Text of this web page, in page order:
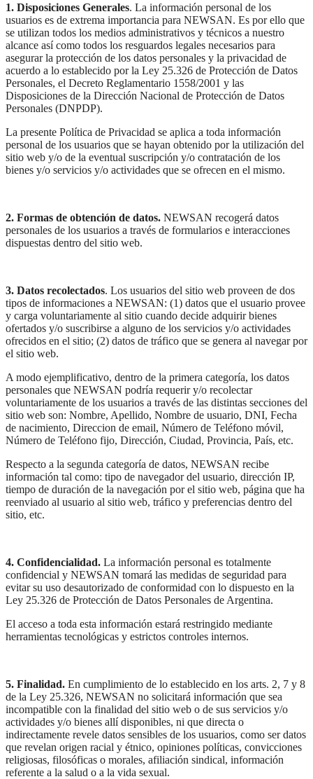
1. Disposiciones Generales. La información personal de los
usuarios es de extrema importancia para NEWSAN. Es por ello que
se utilizan todos los medios administrativos y técnicos a nuestro
alcance así como todos los resguardos legales necesarios para
asegurar la protección de los datos personales y la privacidad de
acuerdo a lo establecido por la Ley 25.326 de Protección de Datos
Personales, el Decreto Reglamentario 1558/2001 y las
Disposiciones de la Dirección Nacional de Protección de Datos
Personales (DNPDP).
La presente Política de Privacidad se aplica a toda información
personal de los usuarios que se hayan obtenido por la utilización del
sitio web y/o de la eventual suscripción y/o contratación de los
bienes y/o servicios y/o actividades que se ofrecen en el mismo.
2. Formas de obtención de datos. NEWSAN recogerá datos
personales de los usuarios a través de formularios e interacciones
dispuestas dentro del sitio web.
3. Datos recolectados. Los usuarios del sitio web proveen de dos
tipos de informaciones a NEWSAN: (1) datos que el usuario provee
y carga voluntariamente al sitio cuando decide adquirir bienes
ofertados y/o suscribirse a alguno de los servicios y/o actividades
ofrecidos en el sitio; (2) datos de tráfico que se genera al navegar por
el sitio web.
A modo ejemplificativo, dentro de la primera categoría, los datos
personales que NEWSAN podría requerir y/o recolectar
voluntariamente de los usuarios a través de las distintas secciones del
sitio web son: Nombre, Apellido, Nombre de usuario, DNI, Fecha
de nacimiento, Direccion de email, Número de Teléfono móvil,
Número de Teléfono fijo, Dirección, Ciudad, Provincia, País, etc.
Respecto a la segunda categoría de datos, NEWSAN recibe
información tal como: tipo de navegador del usuario, dirección IP,
tiempo de duración de la navegación por el sitio web, página que ha
reenviado al usuario al sitio web, tráfico y preferencias dentro del
sitio, etc.
4. Confidencialidad. La información personal es totalmente
confidencial y NEWSAN tomará las medidas de seguridad para
evitar su uso desautorizado de conformidad con lo dispuesto en la
Ley 25.326 de Protección de Datos Personales de Argentina.
El acceso a toda esta información estará restringido mediante
herramientas tecnológicas y estrictos controles internos.
5. Finalidad. En cumplimiento de lo establecido en los arts. 2, 7 y 8
de la Ley 25.326, NEWSAN no solicitará información que sea
incompatible con la finalidad del sitio web o de sus servicios y/o
actividades y/o bienes allí disponibles, ni que directa o
indirectamente revele datos sensibles de los usuarios, como ser datos
que revelan origen racial y étnico, opiniones políticas, convicciones
religiosas, filosóficas o morales, afiliación sindical, información
referente a la salud o a la vida sexual.